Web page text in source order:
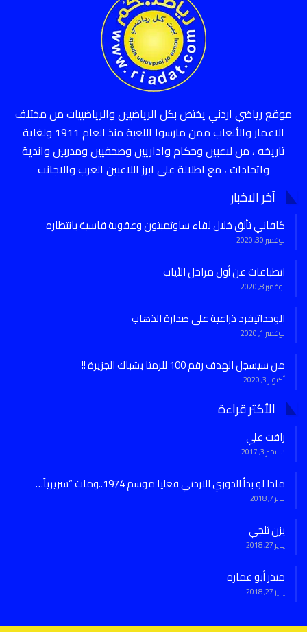
موقع رياضي اردني يختص بكل الرياضيين والرياضييات من مختلف
الاعمار والألعاب ممن مارسوا اللعبة منذ العام 1911 ولغاية
تاريخه ، من لاعبين وحكام واداريين وصحفيين ومدربين واندية
واتحادات ، مع اطلالة على ابرز اللاعبين العرب والاجانب
آخر الاخبار
كافاني تألق خلال لقاء ساوثمبتون وعقوبة قاسية بانتظاره
نوفمبر 30, 2020
انطباعات عن أول مراحل الأياب
نوفمبر 8, 2020
الوحداتيفرد ذراعية على صدارة الذهاب
نوفمبر 1, 2020
من سيسجل الهدف رقم 100 للرمثا بشباك الجزيرة !!
أكتوبر 3, 2020
الأكثر قراءة
رافت علي
سبتمبر 3, 2017
ماذا لو بدأ الدوري الاردني فعليا موسم 1974..ومات “سريرياً…
يناير 7, 2018
يزن ثلجي
يناير 27, 2018
منذر أبو عماره
يناير 27, 2018